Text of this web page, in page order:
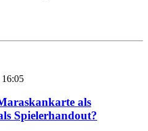
16:05
als
Spielerhandout?